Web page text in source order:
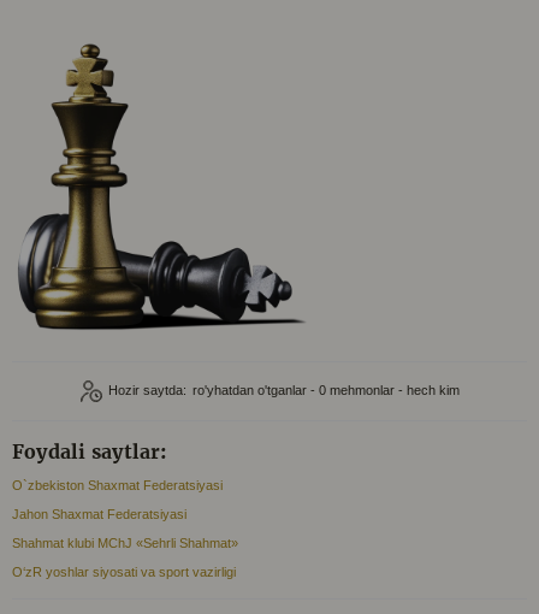
Hozir saytda: ro'yhatdan o'tganlar - 0 mehmonlar - hech kim
Foydali saytlar:
O`zbekiston Shaxmat Federatsiyasi
Jahon Shaxmat Federatsiyasi
Shahmat klubi MChJ «Sehrli Shahmat»
O‘zR yoshlar siyosati va sport vazirligi